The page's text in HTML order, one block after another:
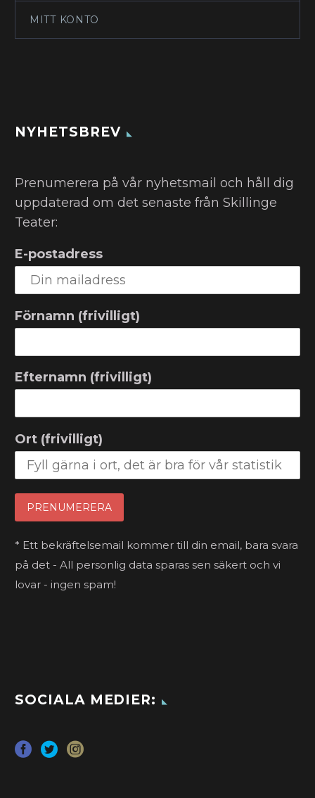
MITT KONTO
NYHETSBREV
Prenumerera på vår nyhetsmail och håll dig
uppdaterad om det senaste från Skillinge
Teater:
E-postadress
Förnamn (frivilligt)
Efternamn (frivilligt)
Ort (frivilligt)
* Ett bekräftelsemail kommer till din email, bara svara
på det - All personlig data sparas sen säkert och vi
lovar - ingen spam!
SOCIALA MEDIER: